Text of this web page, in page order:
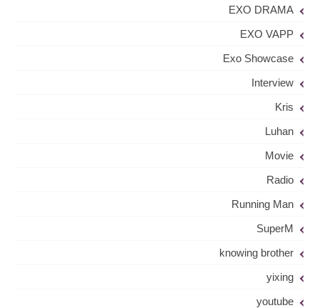
EXO DRAMA
EXO VAPP
Exo Showcase
Interview
Kris
Luhan
Movie
Radio
Running Man
SuperM
knowing brother
yixing
youtube